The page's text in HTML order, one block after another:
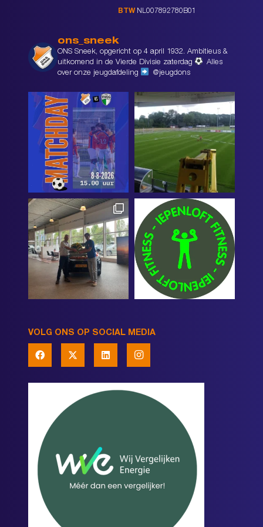
BTW NL007892780B01
ons_sneek
ONS Sneek, opgericht op 4 april 1932. Ambitieus &
uitkomend in de Vierde Divisie zaterdag
Alles
over onze jeugdafdeling
@jeugdons
VOLG ONS OP SOCIAL MEDIA